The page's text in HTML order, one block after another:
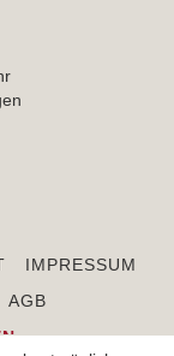
IMPRESSUM
AGB